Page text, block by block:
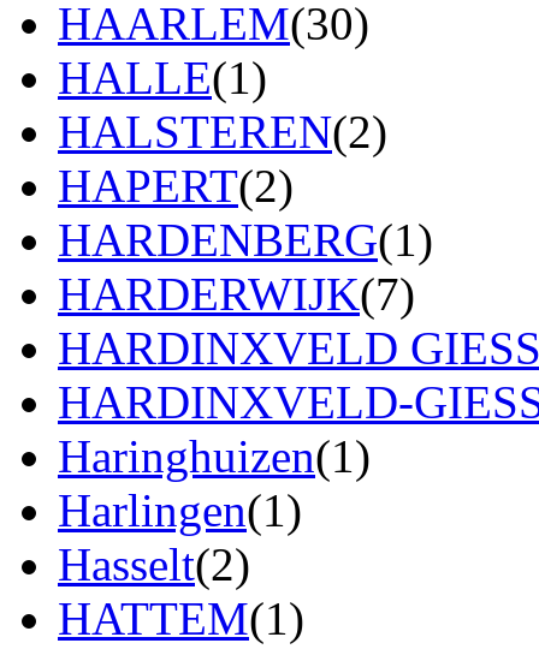
HAARLEM(30)
HALLE(1)
HALSTEREN(2)
HAPERT(2)
HARDENBERG(1)
HARDERWIJK(7)
HARDINXVELD
HARDINXVELD-
Haringhuizen(1)
Harlingen(1)
Hasselt(2)
HATTEM(1)